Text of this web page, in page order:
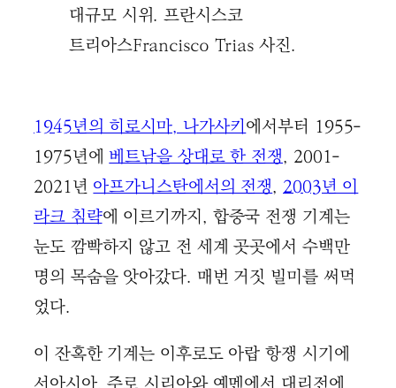
대규모 시위. 프란시스코
트리아스Francisco Trias 사진.
1945년의 히로시마, 나가사키에서부터 1955-
1975년에베트남을 상대로 한 전쟁, 2001-
2021년아프가니스탄에서의 전쟁,2003년 이
라크 침략에 이르기까지, 합중국 전쟁 기계는
눈도 깜빡하지 않고 전 세계 곳곳에서 수백만
명의 목숨을 앗아갔다. 매번 거짓 빌미를 써먹
었다.
이 잔혹한 기계는 이후로도 아랍 항쟁 시기에